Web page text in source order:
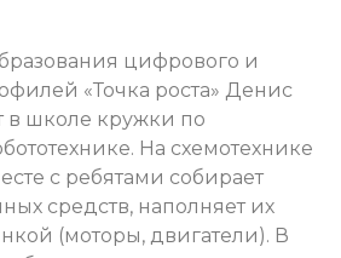
цифрового и
«Точка роста» Денис
в школе кружки по
На схемотехнике
с ребятами собирает
средств, наполняет их
(моторы, двигатели). В